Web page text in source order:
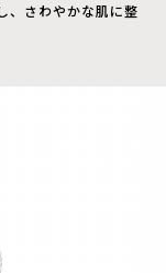
、さわやかな肌に整